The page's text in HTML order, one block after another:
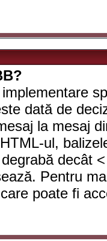
dată de
la mesaj
ul,
decât
Pentru
poate fi